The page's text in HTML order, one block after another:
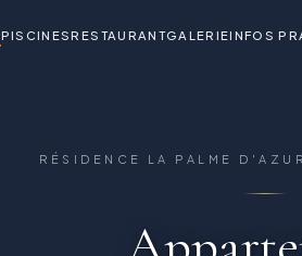
PISCINESRESTAURANTGALERIEINFOS
RÉSIDENCE LA PALME